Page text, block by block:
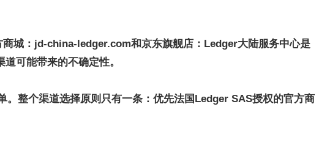
商城 ： jd-china-ledger.com和京东旗舰店 ： Ledger大陆服务中心是
可能带来的不确定性。
整个渠道选择原则只有一条：优先法国Ledger SAS授权的官方商